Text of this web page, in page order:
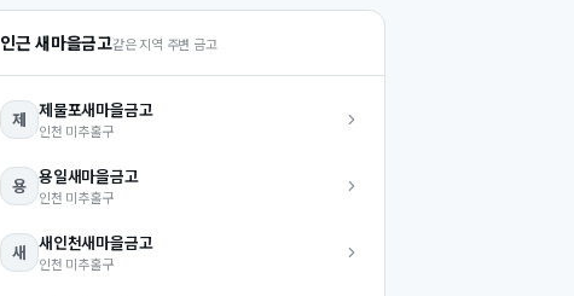
인근 새마을금고같은 지역 주변 금고
제 제물포새마을금고
인천 미추홀구
용 용일새마을금고
인천 미추홀구
새 새인천새마을금고
인천 미추홀구